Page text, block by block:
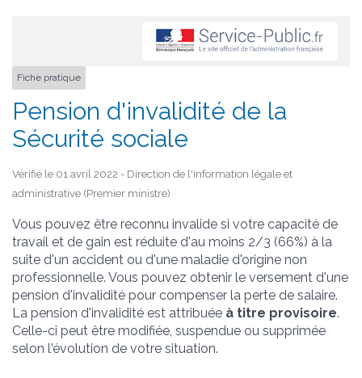
Fiche pratique
Pension d'invalidité de la
Sécurité sociale
Vérifié le 01 avril 2022 - Direction de l'information légale et
administrative (Premier ministre)
Vous pouvez être reconnu invalide si votre capacité de
travail et de gain est réduite d'au moins 2/3 (66%) à la
suite d'un accident ou d'une maladie d'origine non
professionnelle. Vous pouvez obtenir le versement d'une
pension d'invalidité pour compenser la perte de salaire.
La pension d'invalidité est attribuée à titre provisoire.
Celle-ci peut être modifiée, suspendue ou supprimée
selon l'évolution de votre situation.